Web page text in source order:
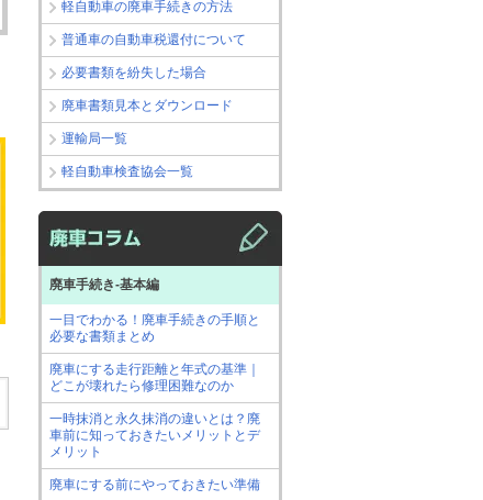
軽自動車の廃車手続きの方法
普通車の自動車税還付について
必要書類を紛失した場合
廃車書類見本とダウンロード
運輸局一覧
軽自動車検査協会一覧
廃車手続き-基本編
一目でわかる！廃車手続きの手順と
必要な書類まとめ
廃車にする走行距離と年式の基準｜
どこが壊れたら修理困難なのか
一時抹消と永久抹消の違いとは？廃
車前に知っておきたいメリットとデ
メリット
廃車にする前にやっておきたい準備